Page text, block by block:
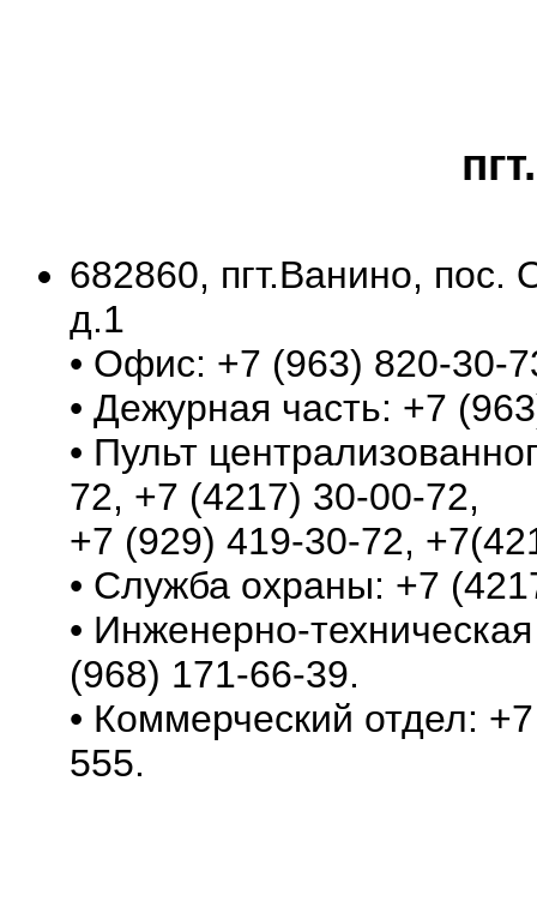
682860, пгт.Ванино, пос.
д.1
• Офис: +7 (963) 820-30-
• Дежурная часть: +7
• Пульт
72, +7 (4217) 30-00-72,
+7 (929) 419-30-72,
• Служба охраны: +7
• Инженерно-
(968) 171-66-39.
• Коммерческий отдел:
555.